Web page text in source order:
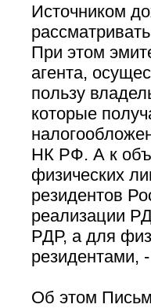
Источником
При этом
агента,
пользу
которые
НК РФ. А к
физических
резидентов
реализации
РДР, а для
резидентами,
Об этом